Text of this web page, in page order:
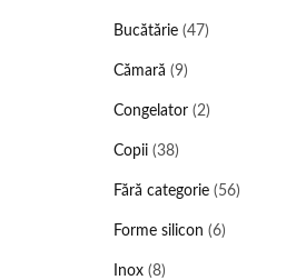
Bucătărie (47)
Cămară (9)
Congelator (2)
Copii (38)
Fără categorie (56)
Forme silicon (6)
Inox (8)